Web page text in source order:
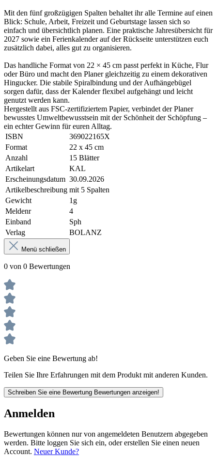
Mit den fünf großzügigen Spalten behaltet ihr alle Termine auf einen
Blick: Schule, Arbeit, Freizeit und Geburtstage lassen sich so
einfach und übersichtlich planen. Eine praktische Jahresübersicht für
2027 sowie ein Ferienkalender auf der Rückseite unterstützen euch
zusätzlich dabei, alles gut zu organisieren.
Das handliche Format von 22 × 45 cm passt perfekt in Küche, Flur
oder Büro und macht den Planer gleichzeitig zu einem dekorativen
Hingucker. Die stabile Spiralbindung und der Aufhängebügel
sorgen dafür, dass der Kalender flexibel aufgehängt und leicht
genutzt werden kann.
Hergestellt aus FSC-zertifiziertem Papier, verbindet der Planer
bewusstes Umweltbewusstsein mit der Schönheit der Schöpfung –
ein echter Gewinn für euren Alltag.
ISBN
369022165X
Format
22 x 45 cm
Anzahl
15 Blätter
Artikelart
KAL
Erscheinungsdatum 30.09.2026
Artikelbeschreibung mit 5 Spalten
Gewicht
1g
Meldenr
4
Einband
Sph
Verlag
BOLANZ
Menü schließen
0 von 0 Bewertungen
Geben Sie eine Bewertung ab!
Teilen Sie Ihre Erfahrungen mit dem Produkt mit anderen Kunden.
Schreiben Sie eine Bewertung Bewertungen anzeigen!
Anmelden
Bewertungen können nur von angemeldeten Benutzern abgegeben
werden. Bitte loggen Sie sich ein, oder erstellen Sie einen neuen
Account. Neuer Kunde?